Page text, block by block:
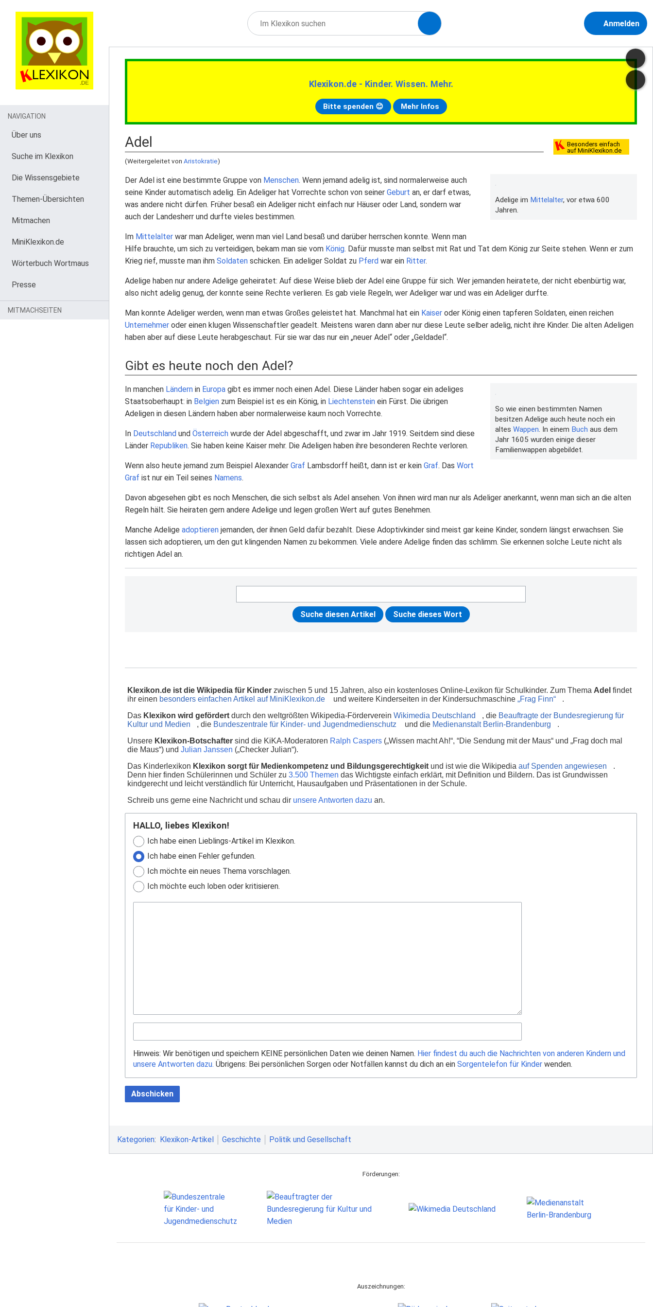
Anmelden
Klexikon.de - Kinder. Wissen. Mehr.
Bitte spenden 😊 Mehr Infos
Besonders einfach
auf MiniKlexikon.de
Adel
(Weitergeleitet von Aristokratie)
Adelige im Mittelalter, vor etwa 600
Jahren.
Der Adel ist eine bestimmte Gruppe von Menschen. Wenn jemand adelig ist, sind normalerweise auch
seine Kinder automatisch adelig. Ein Adeliger hat Vorrechte schon von seiner Geburt an, er darf etwas,
was andere nicht dürfen. Früher besaß ein Adeliger nicht einfach nur Häuser oder Land, sondern war
auch der Landesherr und durfte vieles bestimmen.
Im Mittelalter war man Adeliger, wenn man viel Land besaß und darüber herrschen konnte. Wenn man
Hilfe brauchte, um sich zu verteidigen, bekam man sie vom König. Dafür musste man selbst mit Rat und Tat dem König zur Seite stehen. Wenn er zum
Krieg rief, musste man ihm Soldaten schicken. Ein adeliger Soldat zu Pferd war ein Ritter.
Adelige haben nur andere Adelige geheiratet: Auf diese Weise blieb der Adel eine Gruppe für sich. Wer jemanden heiratete, der nicht ebenbürtig war,
also nicht adelig genug, der konnte seine Rechte verlieren. Es gab viele Regeln, wer Adeliger war und was ein Adeliger durfte.
Man konnte Adeliger werden, wenn man etwas Großes geleistet hat. Manchmal hat ein Kaiser oder König einen tapferen Soldaten, einen reichen
Unternehmer oder einen klugen Wissenschaftler geadelt. Meistens waren dann aber nur diese Leute selber adelig, nicht ihre Kinder. Die alten Adeligen
haben aber auf diese Leute herabgeschaut. Für sie war das nur ein „neuer Adel“ oder „Geldadel“.
Gibt es heute noch den Adel?
So wie einen bestimmten Namen
besitzen Adelige auch heute noch ein
altes Wappen . In einem Buch aus dem
Jahr 1605 wurden einige dieser
Familienwappen abgebildet.
In manchen Ländern in Europa gibt es immer noch einen Adel. Diese Länder haben sogar ein adeliges
Staatsoberhaupt: in Belgien zum Beispiel ist es ein König, in Liechtenstein ein Fürst. Die übrigen
Adeligen in diesen Ländern haben aber normalerweise kaum noch Vorrechte.
In Deutschland und Österreich wurde der Adel abgeschafft, und zwar im Jahr 1919. Seitdem sind diese
Länder Republiken. Sie haben keine Kaiser mehr. Die Adeligen haben ihre besonderen Rechte verloren.
Wenn also heute jemand zum Beispiel Alexander Graf Lambsdorff heißt, dann ist er kein Graf. Das Wort
Graf ist nur ein Teil seines Namens.
Davon abgesehen gibt es noch Menschen, die sich selbst als Adel ansehen. Von ihnen wird man nur als Adeliger anerkannt, wenn man sich an die alten
Regeln hält. Sie heiraten gern andere Adelige und legen großen Wert auf gutes Benehmen.
Manche Adelige adoptieren jemanden, der ihnen Geld dafür bezahlt. Diese Adoptivkinder sind meist gar keine Kinder, sondern längst erwachsen. Sie
lassen sich adoptieren, um den gut klingenden Namen zu bekommen. Viele andere Adelige finden das schlimm. Sie erkennen solche Leute nicht als
richtigen Adel an.
Klexikon.de ist die Wikipedia für Kinder zwischen 5 und 15 Jahren, also ein kostenloses Online-Lexikon für Schulkinder. Zum Thema Adel findet
ihr einen besonders einfachen Artikel auf MiniKlexikon.de und weitere Kinderseiten in der Kindersuchmaschine „Frag Finn“
.
Das Klexikon wird gefördert durch den weltgrößten Wikipedia-Förderverein Wikimedia Deutschland , die Beauftragte der Bundesregierung für
Kultur und Medien
, die Bundeszentrale für Kinder- und Jugendmedienschutz und die Medienanstalt Berlin-Brandenburg
.
Unsere Klexikon-Botschafter sind die KiKA-Moderatoren Ralph Caspers („Wissen macht Ah!“, “Die Sendung mit der Maus“ und „Frag doch mal
die Maus“) und Julian Janssen („Checker Julian“).
Das Kinderlexikon Klexikon sorgt für Medienkompetenz und Bildungsgerechtigkeit und ist wie die Wikipedia auf Spenden angewiesen
.
Denn hier finden Schülerinnen und Schüler zu 3.500 Themen das Wichtigste einfach erklärt, mit Definition und Bildern. Das ist Grundwissen
kindgerecht und leicht verständlich für Unterricht, Hausaufgaben und Präsentationen in der Schule.
Schreib uns gerne eine Nachricht und schau dir unsere Antworten dazu an.
HALLO, liebes Klexikon!
Ich habe einen Lieblings-Artikel im Klexikon.
Ich habe einen Fehler gefunden.
Ich möchte ein neues Thema vorschlagen.
Ich möchte euch loben oder kritisieren.
Hinweis: Wir benötigen und speichern KEINE persönlichen Daten wie deinen Namen. Hier findest du auch die Nachrichten von anderen Kindern und
unsere Antworten dazu. Übrigens: Bei persönlichen Sorgen oder Notfällen kannst du dich an ein Sorgentelefon für Kinder wenden.
Abschicken
Kategorien: Klexikon-Artikel Geschichte Politik und Gesellschaft
NAVIGATION
Über uns
Suche im Klexikon
Die Wissensgebiete
Themen-Übersichten
Mitmachen
MiniKlexikon.de
Wörterbuch Wortmaus
Presse
MITMACHSEITEN
Förderungen:
Auszeichnungen: